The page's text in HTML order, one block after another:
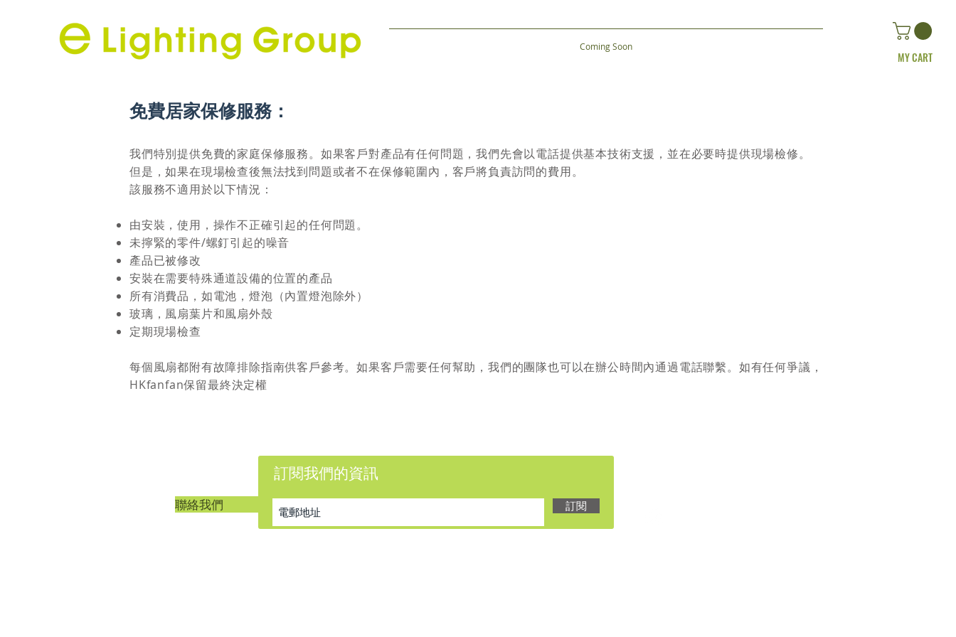
MY CART
Coming Soon
免費居家保修服務：
我們特別提供免費的家庭保修服務。如果客戶對產品有任何問題，我們先會以電話提供基本技術支援，並在必要時提供現場檢修。
但是，如果在現場檢查後無法找到問題或者不在保修範圍內，客戶將負責訪問的費用。
該服務不適用於以下情況：
由安裝，使用，操作不正確引起的任何問題。
未擰緊的零件/螺釘引起的噪音​​
產品已被修改
安裝在需要特殊通道設備的位置的產品
所有消費品，如電池，燈泡（內置燈泡除外）
玻璃，風扇葉片和風扇外殼
定期現場檢查​
每個風扇都附有故障排除指南供客戶參考。如果客戶需要任何幫助，我們的團隊也可以在辦公時間內通過電話聯繫。如有任何爭議，
HKfanfan保留最終決定權
聯絡我們
訂閱我們的資訊
訂閱